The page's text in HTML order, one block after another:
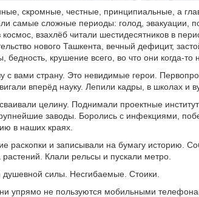
скромные, честные, принципиальные, а
самые сложные периоды: голод, эвакуации,
взахлёб читали шестидесятников в
нового Ташкента, вечный дефицит,
крушение всего, во что они когда-то
с вами страну. Это невидимые герои.
вперёд науку. Лепили кадры, в школах и
целину. Поднимали проектные
заводы. Боролись с инфекциями,
в наших краях.
раскопки и записывали на бумагу историю.
Клали рельсы и пускали метро.
силы. Несгибаемые. Стоики.
упрямо не пользуются мобильными